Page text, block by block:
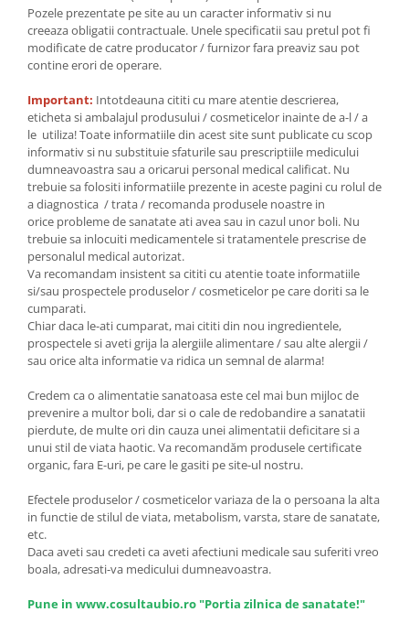
Pozele prezentate pe site au un caracter informativ si nu
creeaza obligatii contractuale. Unele specificatii sau pretul pot fi
modificate de catre producator / furnizor fara preaviz sau pot
contine erori de operare.
Important: Intotdeauna cititi cu mare atentie descrierea,
eticheta si ambalajul produsului / cosmeticelor inainte de a-l / a
le utiliza! Toate informatiile din acest site sunt publicate cu scop
informativ si nu substituie sfaturile sau prescriptiile medicului
dumneavoastra sau a oricarui personal medical calificat. Nu
trebuie sa folositi informatiile prezente in aceste pagini cu rolul de
a diagnostica / trata / recomanda produsele noastre in
orice probleme de sanatate ati avea sau in cazul unor boli. Nu
trebuie sa inlocuiti medicamentele si tratamentele prescrise de
personalul medical autorizat.
Va recomandam insistent sa cititi cu atentie toate informatiile
si/sau prospectele produselor / cosmeticelor pe care doriti sa le
cumparati.
Chiar daca le-ati cumparat, mai cititi din nou ingredientele,
prospectele si aveti grija la alergiile alimentare / sau alte alergii /
sau orice alta informatie va ridica un semnal de alarma!
Credem ca o alimentatie sanatoasa este cel mai bun mijloc de
prevenire a multor boli, dar si o cale de redobandire a sanatatii
pierdute, de multe ori din cauza unei alimentatii deficitare si a
unui stil de viata haotic. Va recomandăm produsele certificate
organic, fara E-uri, pe care le gasiti pe site-ul nostru.
Efectele produselor / cosmeticelor variaza de la o persoana la alta
in functie de stilul de viata, metabolism, varsta, stare de sanatate,
etc.
Daca aveti sau credeti ca aveti afectiuni medicale sau suferiti vreo
boala, adresati-va medicului dumneavoastra.
Pune in www.cosultaubio.ro "Portia zilnica de sanatate!"